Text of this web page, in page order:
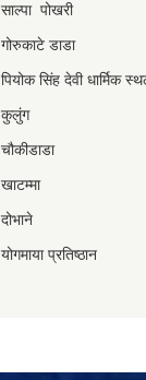
साल्पा पोखरी
गोरुकाटे डाडा
पियोक सिंह देवी धार्मिक
कुलुंग
चौकीडाडा
खाटम्मा
दोभाने
योगमाया प्रतिष्ठान